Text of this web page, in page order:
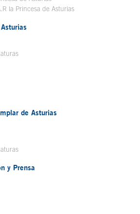
la Princesa de Asturias
de Asturias
y Prensa